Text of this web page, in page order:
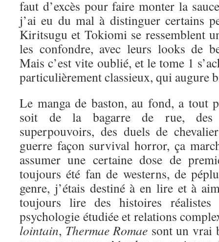
faut d’excès pour faire monter la
j’ai eu du mal à distinguer certains
Kiritsugu et Tokiomi se ressemblent
les confondre, avec leurs looks de
Mais c’est vite oublié, et le tome 1
particulièrement classieux, qui augure
Le manga de baston, au fond, a tout
soit de la bagarre de rue, des
superpouvoirs, des duels de
guerre façon survival horror, ça
assumer une certaine dose de
toujours été fan de westerns, de
genre, j’étais destiné à en lire et à
toujours lire des histoires
psychologie étudiée et relations
lointain, Thermae Romae sont un vrai